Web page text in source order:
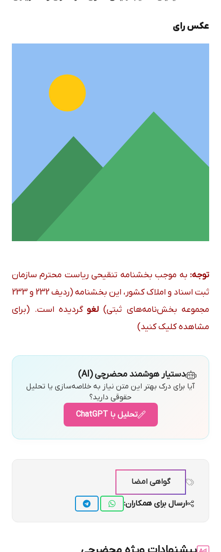
عکس رای
توجه: به موجب بخشنامه تنقیحی ریاست محترم سازمان
ثبت اسناد و املاک کشور، این بخشنامه (ردیف 232 و 233
مجموعه بخش‌نامه‌های ثبتی)لغو گردیده است. (برای
مشاهده کلیک کنید)
دستیار هوشمند محضرچی (AI)
آیا برای درک بهتر این متن نیاز به خلاصه‌سازی یا تحلیل
حقوقی دارید؟
تحلیل با ChatGPT
گواهی امضا
ارسال برای همکاران: